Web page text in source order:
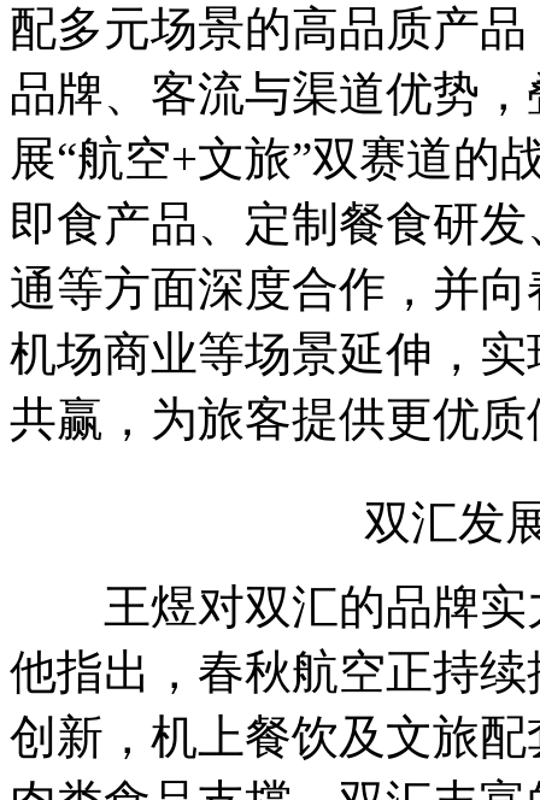
配多元场景的高品质产
品牌、客流与渠道优势
展“航空+文旅”双赛道的
即食产品、定制餐食研
通等方面深度合作，并
机场商业等场景延伸，
共赢，为旅客提供更优
双汇发展
王煜对双汇的品牌实
他指出，春秋航空正持
创新，机上餐饮及文旅